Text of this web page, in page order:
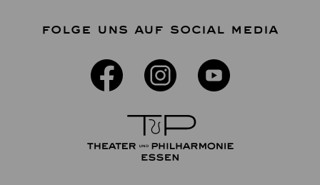
FOLGE UNS AUF SOCIAL MEDIA